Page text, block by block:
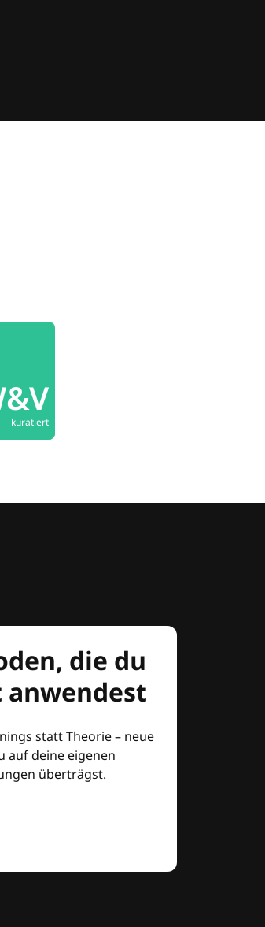
kuratiert
die du
statt Theorie – neue
auf deine eigenen
überträgst.